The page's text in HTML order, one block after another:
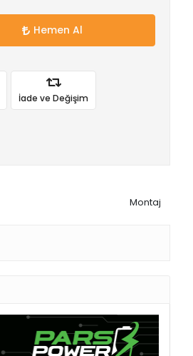
Hemen Al
İade ve Değişim
Montaj